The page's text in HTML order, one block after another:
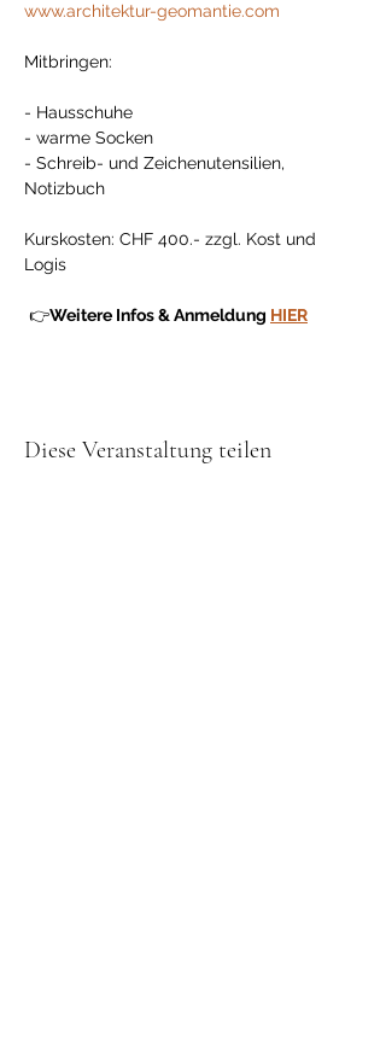
www.architektur-geomantie.com
Mitbringen:
- Hausschuhe
- warme Socken
- Schreib- und Zeichenutensilien,
Notizbuch
Kurskosten: CHF 400.- zzgl. Kost und
Logis
👉Weitere Infos & Anmeldung HIER
Diese Veranstaltung teilen